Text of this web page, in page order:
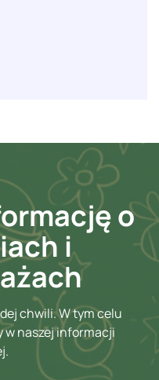
o
i
chwili. W tym celu
w naszej informacji